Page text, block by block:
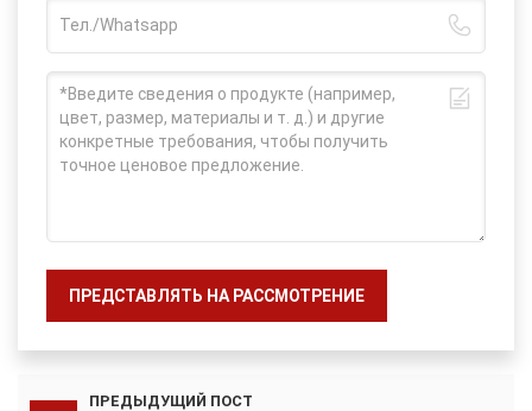
ПРЕДСТАВЛЯТЬ НА РАССМОТРЕНИЕ
ПРЕДЫДУЩИЙ ПОСТ